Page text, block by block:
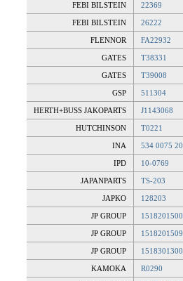
FEBI BILSTEIN 22369
FEBI BILSTEIN 26222
FLENNOR FA22932
GATES T38331
GATES T39008
GSP 511304
HERTH+BUSS JAKOPARTS J1143068
HUTCHINSON T0221
INA 534 0075 20
IPD 10-0769
JAPANPARTS TS-203
JAPKO 128203
JP GROUP 1518201500
JP GROUP 1518201509
JP GROUP 1518301300
KAMOKA R0290